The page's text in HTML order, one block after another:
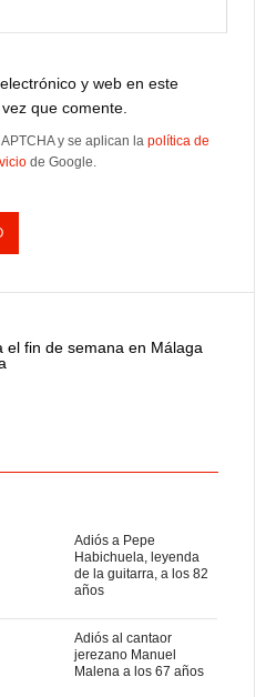
y web en este
que comente.
y se aplican la política de
de Google.
el fin de semana en Málaga
Adiós a Pepe
Habichuela, leyenda
de la guitarra, a los 82
años
Adiós al cantaor
jerezano Manuel
Malena a los 67 años